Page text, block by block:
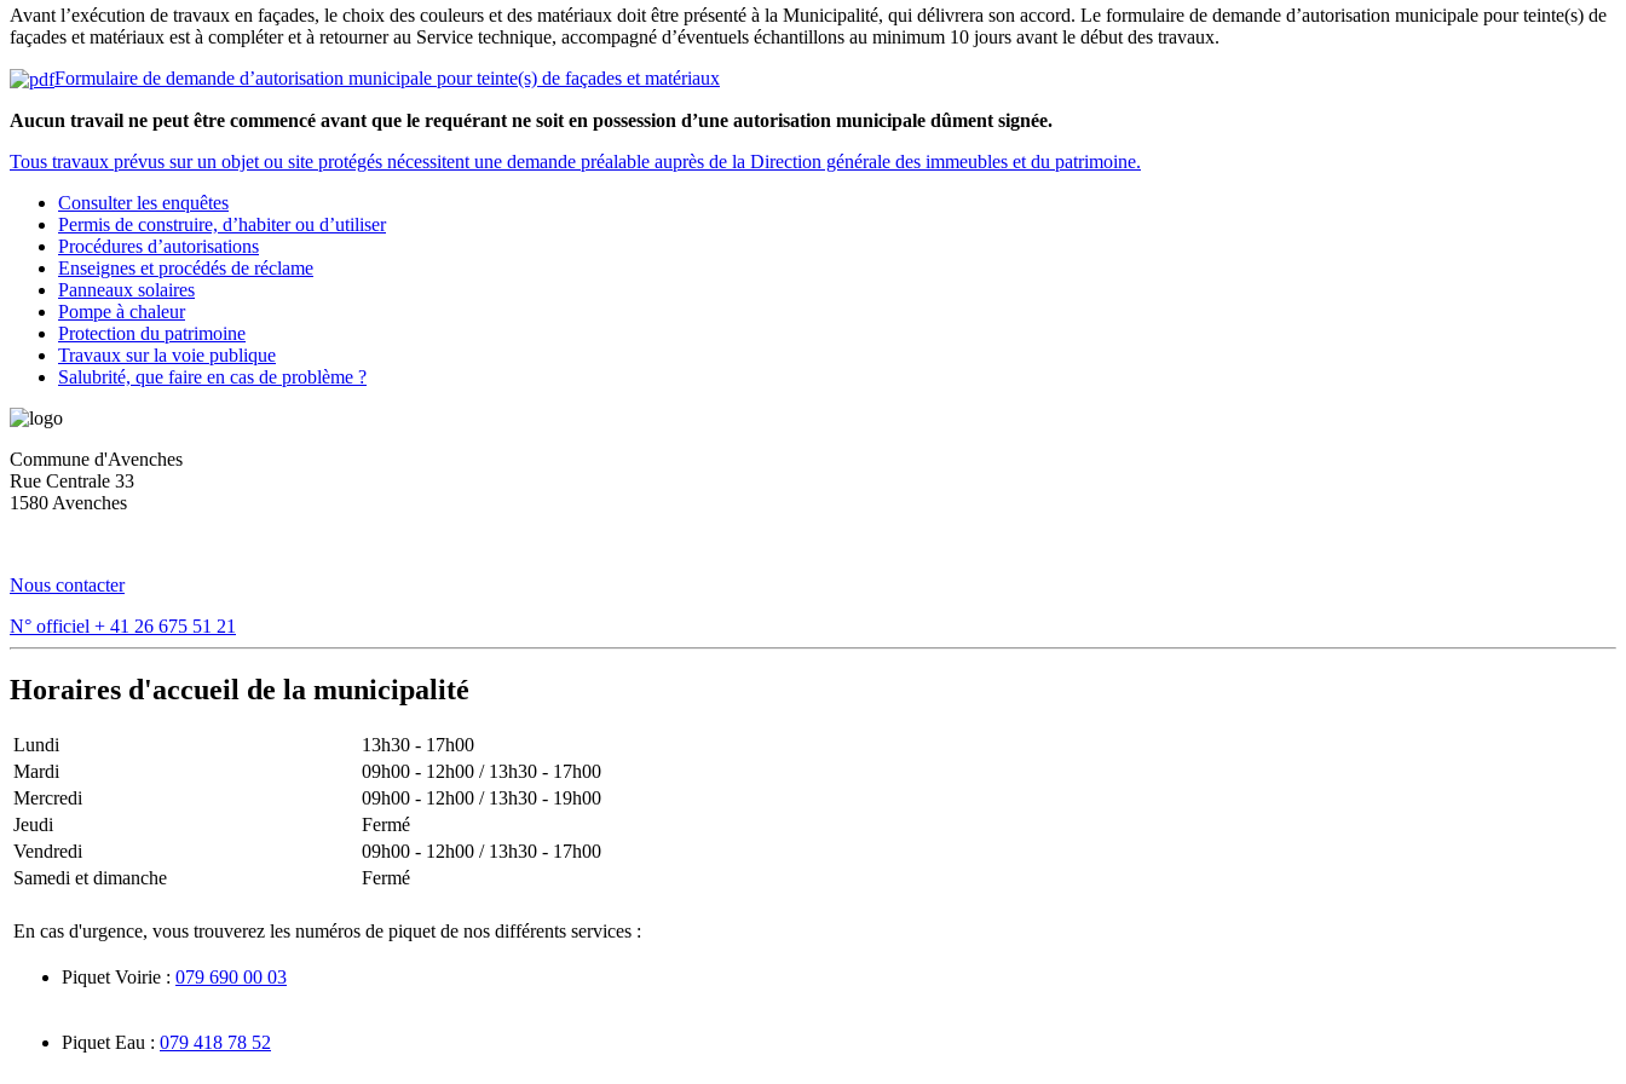
Avant l’exécution de travaux en façades, le choix des couleurs et des matériaux doit être présenté à la Municipalité, qui délivrera son accord. Le formulaire de demande d’autorisation municipale pour teinte(s) de
façades et matériaux est à compléter et à retourner au Service technique, accompagné d’éventuels échantillons au minimum 10 jours avant le début des travaux.
Formulaire de demande d’autorisation municipale pour teinte(s) de façades et matériaux
Aucun travail ne peut être commencé avant que le requérant ne soit en possession d’une autorisation municipale dûment signée.
Tous travaux prévus sur un objet ou site protégés nécessitent une demande préalable auprès de la Direction générale des immeubles et du patrimoine.
Consulter les enquêtes
Permis de construire, d’habiter ou d’utiliser
Procédures d’autorisations
Enseignes et procédés de réclame
Panneaux solaires
Pompe à chaleur
Protection du patrimoine
Travaux sur la voie publique
Salubrité, que faire en cas de problème ?
Commune d'Avenches
Rue Centrale 33
1580 Avenches
Nous contacter
N° officiel + 41 26 675 51 21
Horaires d'accueil de la municipalité
Lundi
13h30 - 17h00
Mardi
09h00 - 12h00 / 13h30 - 17h00
Mercredi
09h00 - 12h00 / 13h30 - 19h00
Jeudi
Fermé
Vendredi
09h00 - 12h00 / 13h30 - 17h00
Samedi et dimanche
Fermé
En cas d'urgence, vous trouverez les numéros de piquet de nos différents services :
Piquet Voirie : 079 690 00 03
Piquet Eau : 079 418 78 52